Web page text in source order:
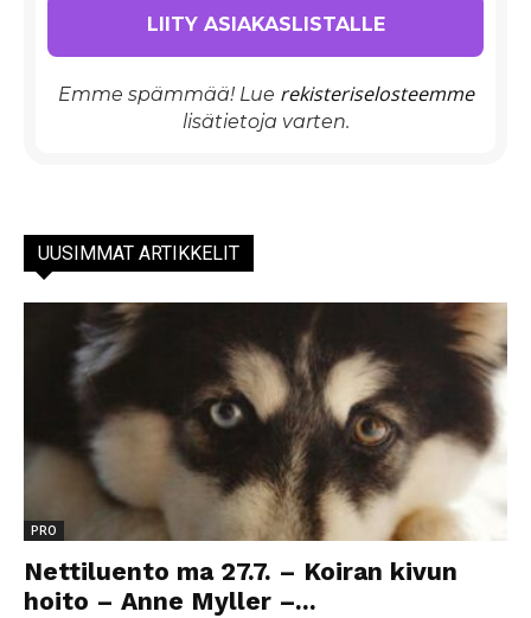
Emme spämmää! Lue rekisteriselosteemme
lisätietoja varten.
UUSIMMAT ARTIKKELIT
PRO
Nettiluento ma 27.7. – Koiran kivun
hoito – Anne Myller –...